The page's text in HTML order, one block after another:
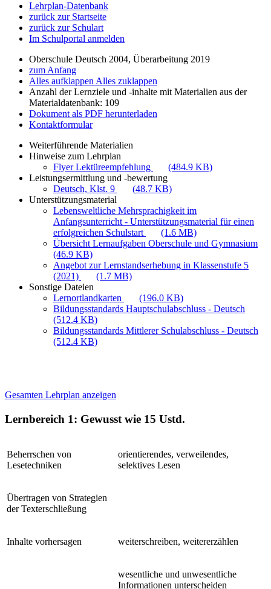
Lehrplan-Datenbank
zurück zur Startseite
zurück zur Schulart
Im Schulportal anmelden
Oberschule Deutsch 2004, Überarbeitung 2019
zum Anfang
Alles aufklappen Alles zuklappen
Anzahl der Lernziele und -inhalte mit Materialien aus der
Materialdatenbank: 109
Dokument als PDF herunterladen
Kontaktformular
Weiterführende Materialien
Hinweise zum Lehrplan
Flyer Lektüreempfehlung
(484.9 KB)
Leistungsermittlung und -bewertung
Deutsch, Klst. 9
(48.7 KB)
Unterstützungsmaterial
Lebensweltliche Mehrsprachigkeit im
Anfangsunterricht - Unterstützungsmaterial für einen
erfolgreichen Schulstart
(1.6 MB)
Übersicht Lernaufgaben Oberschule und Gymnasium
(46.9 KB)
Angebot zur Lernstandserhebung in Klassenstufe 5
(2021)
(1.7 MB)
Sonstige Dateien
Lernortlandkarten
(196.0 KB)
Bildungsstandards Hauptschulabschluss - Deutsch
(512.4 KB)
Bildungsstandards Mittlerer Schulabschluss - Deutsch
(512.4 KB)
Gesamten Lehrplan anzeigen
Lernbereich 1: Gewusst wie 15 Ustd.
Beherrschen von
Lesetechniken
orientierendes, verweilendes,
selektives Lesen
Übertragen von Strategien
der Texterschließung
Inhalte vorhersagen weiterschreiben, weitererzählen
wesentliche und unwesentliche
Informationen unterscheiden